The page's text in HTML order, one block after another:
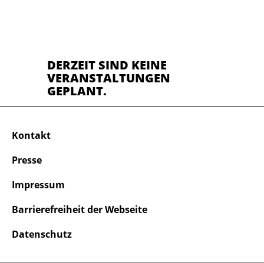
DERZEIT SIND KEINE
VERANSTALTUNGEN
GEPLANT.
Kontakt
Presse
Impressum
Barrierefreiheit der Webseite
Datenschutz